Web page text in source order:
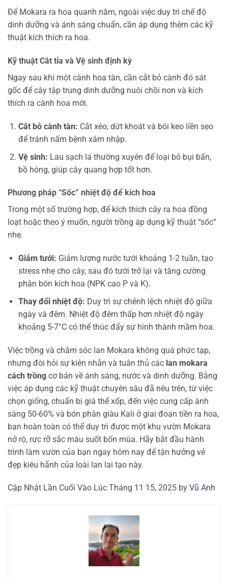
Để Mokara ra hoa quanh năm, ngoài việc duy trì chế độ
dinh dưỡng và ánh sáng chuẩn, cần áp dụng thêm các kỹ
thuật kích thích ra hoa.
Kỹ thuật Cắt tỉa và Vệ sinh định kỳ
Ngay sau khi một cành hoa tàn, cần cắt bỏ cành đó sát
gốc để cây tập trung dinh dưỡng nuôi chồi non và kích
thích ra cành hoa mới.
Cắt bỏ cành tàn: Cắt xéo, dứt khoát và bôi keo liền sẹo
để tránh nấm bệnh xâm nhập.
Vệ sinh: Lau sạch lá thường xuyên để loại bỏ bụi bẩn,
bồ hóng, giúp cây quang hợp tốt hơn.
Phương pháp “Sốc” nhiệt độ để kích hoa
Trong một số trường hợp, để kích thích cây ra hoa đồng
loạt hoặc theo ý muốn, người trồng áp dụng kỹ thuật “sốc”
nhẹ.
Giảm tưới: Giảm lượng nước tưới khoảng 1-2 tuần, tạo
stress nhẹ cho cây, sau đó tưới trở lại và tăng cường
phân bón kích hoa (NPK cao P và K).
Thay đổi nhiệt độ: Duy trì sự chênh lệch nhiệt độ giữa
ngày và đêm. Nhiệt độ đêm thấp hơn nhiệt độ ngày
khoảng 5-7°C có thể thúc đẩy sự hình thành mầm hoa.
Việc trồng và chăm sóc lan Mokara không quá phức tạp,
nhưng đòi hỏi sự kiên nhẫn và tuân thủ các lan mokara
cách trồng cơ bản về ánh sáng, nước và dinh dưỡng. Bằng
việc áp dụng các kỹ thuật chuyên sâu đã nêu trên, từ việc
chọn giống, chuẩn bị giá thể xốp, đến việc cung cấp ánh
sáng 50-60% và bón phân giàu Kali ở giai đoạn tiền ra hoa,
bạn hoàn toàn có thể duy trì được một khu vườn Mokara
nở rộ, rực rỡ sắc màu suốt bốn mùa. Hãy bắt đầu hành
trình làm vườn của bạn ngay hôm nay để tận hưởng vẻ
đẹp kiêu hãnh của loài lan lai tạo này.
Cập Nhật Lần Cuối Vào Lúc Tháng 11 15, 2025 by Vũ Anh